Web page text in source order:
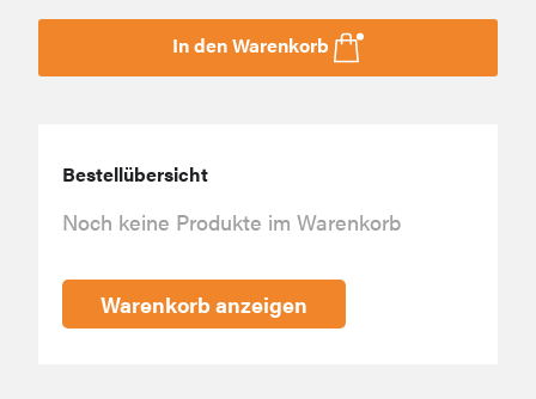
In den Warenkorb
Bestellübersicht
Noch keine Produkte im Warenkorb
Warenkorb anzeigen